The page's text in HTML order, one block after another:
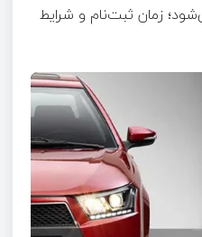
زمان ثبت‌نام و شرایط